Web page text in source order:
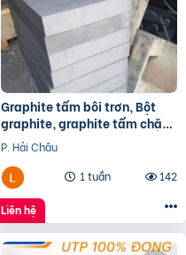
Graphite tấm bôi trơn, Bột
graphite, graphite tấm chặn
đầu lò, điện cực graphite
P. Hải Châu
1 tuần
142
Liên hệ